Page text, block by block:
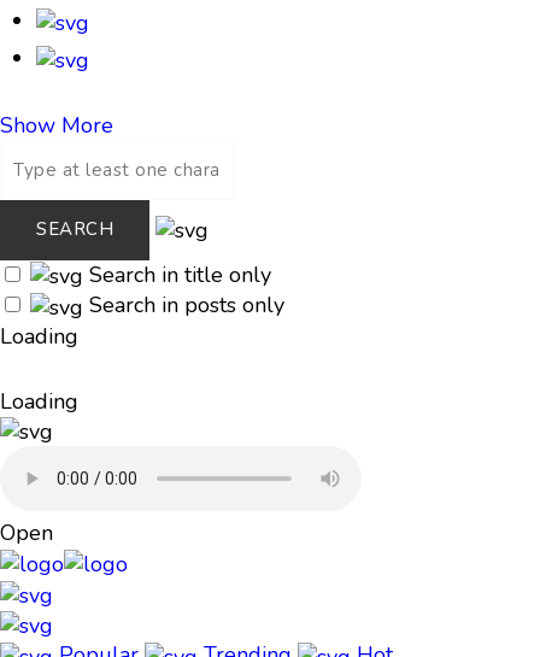
Show More
Search in title only
Search in posts only
Loading
Loading
Open